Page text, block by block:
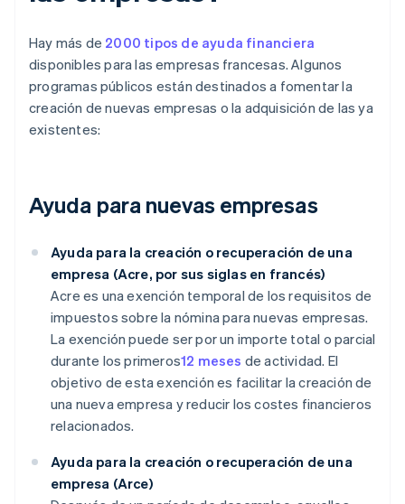
Hay más de 2000 tipos de ayuda financiera
disponibles para las empresas francesas. Algunos
programas públicos están destinados a fomentar la
creación de nuevas empresas o la adquisición de las ya
existentes:
Ayuda para nuevas empresas
Ayuda para la creación o recuperación de una
empresa (Acre, por sus siglas en francés)
Acre es una exención temporal de los requisitos de
impuestos sobre la nómina para nuevas empresas.
La exención puede ser por un importe total o parcial
durante los primeros12 meses de actividad. El
objetivo de esta exención es facilitar la creación de
una nueva empresa y reducir los costes financieros
relacionados.
Ayuda para la creación o recuperación de una
empresa (Arce)